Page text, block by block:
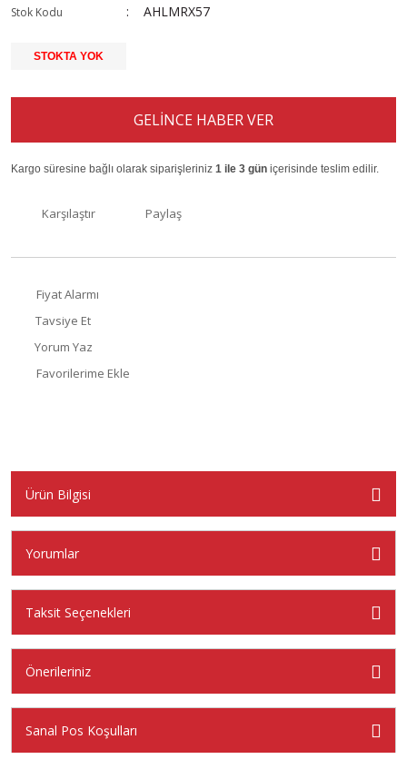
Stok Kodu AHLMRX57
STOKTA YOK
GELİNCE HABER VER
Kargo süresine bağlı olarak siparişleriniz 1 ile 3 gün içerisinde teslim edilir.
Karşılaştır Paylaş
Fiyat Alarmı
Tavsiye Et
Yorum Yaz
Ürün Bilgisi
Yorumlar
Taksit Seçenekleri
Önerileriniz
Sanal Pos Koşulları